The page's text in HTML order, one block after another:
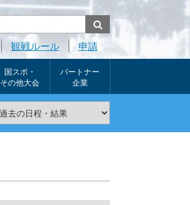
観戦ルール 申請
国スポ・
その他大会
パートナー
企業